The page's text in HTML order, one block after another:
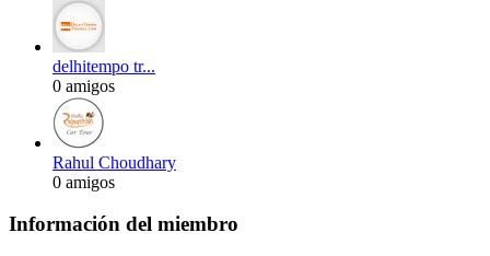
delhitempo tr...
0 amigos
Rahul Choudhary
0 amigos
Información del miembro